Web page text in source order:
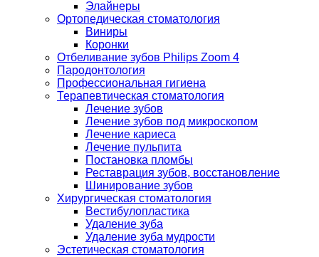
Элайнеры
Ортопедическая стоматология
Виниры
Коронки
Отбеливание зубов Philips Zoom 4
Пародонтология
Профессиональная гигиена
Терапевтическая стоматология
Лечение зубов
Лечение зубов под микроскопом
Лечение кариеса
Лечение пульпита
Постановка пломбы
Реставрация зубов, восстановление
Шинирование зубов
Хирургическая стоматология
Вестибулопластика
Удаление зуба
Удаление зуба мудрости
Эстетическая стоматология